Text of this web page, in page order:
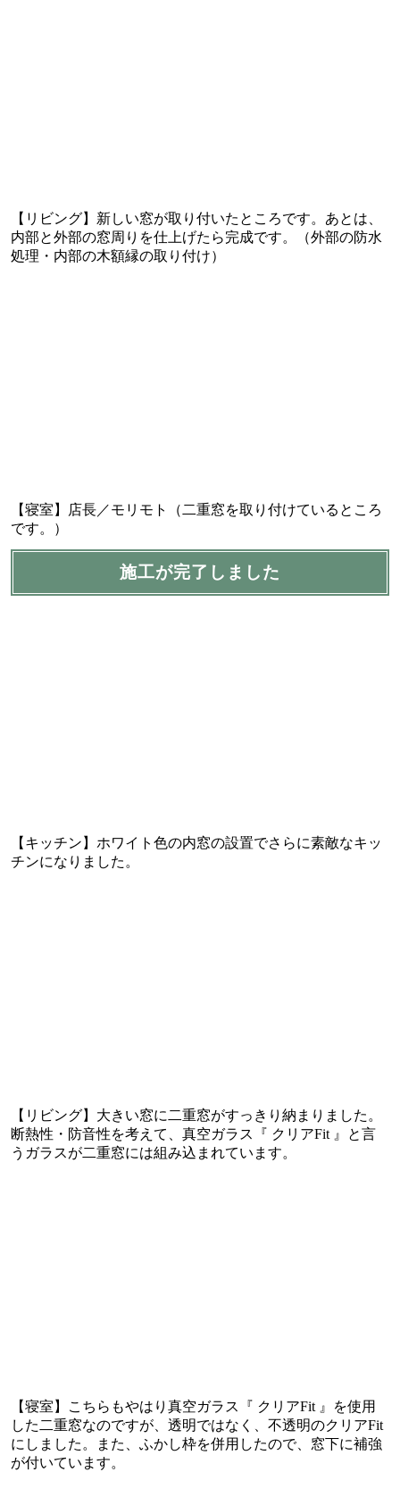
【リビング】新しい窓が取り付いたところです。あとは、
内部と外部の窓周りを仕上げたら完成です。（外部の防水
処理・内部の木額縁の取り付け）
【寝室】店長／モリモト（二重窓を取り付けているところ
です。）
施工が完了しました
【キッチン】ホワイト色の内窓の設置でさらに素敵なキッ
チンになりました。
【リビング】大きい窓に二重窓がすっきり納まりました。
断熱性・防音性を考えて、真空ガラス『 クリアFit 』と言
うガラスが二重窓には組み込まれています。
【寝室】こちらもやはり真空ガラス『 クリアFit 』を使用
した二重窓なのですが、透明ではなく、不透明のクリアFit
にしました。また、ふかし枠を併用したので、窓下に補強
が付いています。